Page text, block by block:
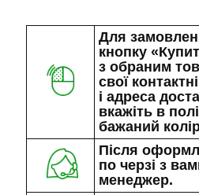
Для
кнопку
з обраним
свої
і адреса
вкажіть в
бажаний
Після
по черзі з
менеджер.